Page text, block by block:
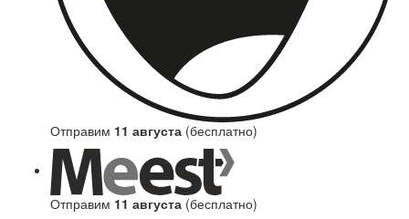
Отправим 11 августа (бесплатно)
Отправим 11 августа (бесплатно)